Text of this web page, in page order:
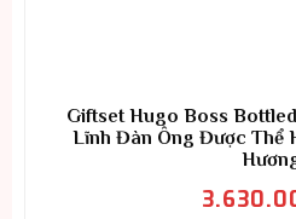
Giftset Hugo Boss
Lĩnh Đàn Ông Được Thể